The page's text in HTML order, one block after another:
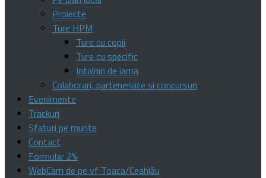
Proiecte
Ture HPM
Ture cu copii
Ture cu specific
Intalniri de iarna
Colaborari, parteneriate si concursuri
Evenimente
Trackuri
Sfaturi pe munte
Contact
Formular 2%
WebCam de pe vf Toaca/Ceahlău